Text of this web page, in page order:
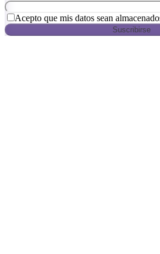
Acepto que mis datos sean
Suscribirse